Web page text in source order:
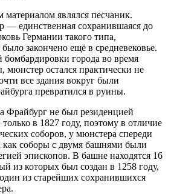
являлся песчаник.
— единственная сохранившаяся до
Германии такого типа,
закончено ещё в средневековье.
города во время
остался практически не
все здания вокруг были
превратился в руины.
Фрайбург не был резиденцией
только в 1827 году, поэтому в отличие
соборов, у мюнстера спереди
как соборы с двумя башнями были
эпископов. В башне находятся 16
из которых был создан в 1258 году,
из старейших сохранившихся